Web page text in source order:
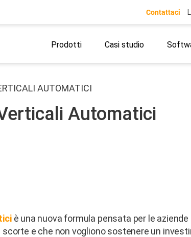
Contattaci
Prodotti Casi studio
AUTOMATICI
Automatici
è una nuova formula pensata per le
e che non vogliono sostenere un